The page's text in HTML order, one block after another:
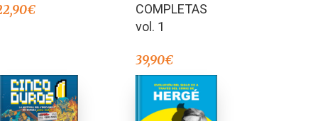
€
COMPLETAS
vol. 1
39,90€